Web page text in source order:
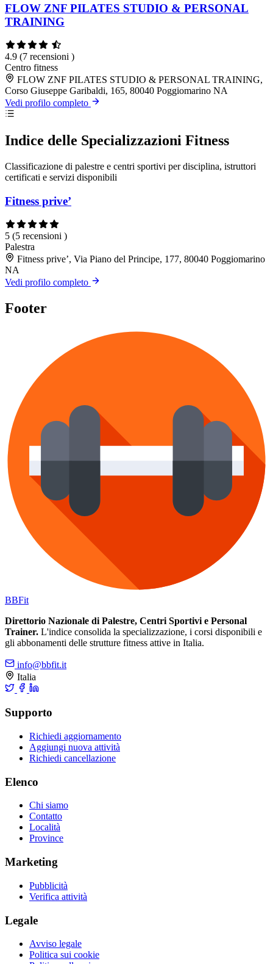
FLOW ZNF PILATES STUDIO & PERSONAL
TRAINING
4.9 (7 recensioni )
Centro fitness
FLOW ZNF PILATES STUDIO & PERSONAL TRAINING,
Corso Giuseppe Garibaldi, 165, 80040 Poggiomarino NA
Vedi profilo completo
Indice delle Specializzazioni Fitness
Classificazione di palestre e centri sportivi per disciplina, istruttori
certificati e servizi disponibili
Fitness prive’
5 (5 recensioni )
Palestra
Fitness prive’, Via Piano del Principe, 177, 80040 Poggiomarino
NA
Vedi profilo completo
Footer
BBFit
Direttorio Nazionale di Palestre, Centri Sportivi e Personal
Trainer. L'indice consolida la specializzazione, i corsi disponibili e
gli abbonamenti delle strutture fitness attive in Italia.
info@bbfit.it
Italia
Supporto
Richiedi aggiornamento
Aggiungi nuova attività
Richiedi cancellazione
Elenco
Chi siamo
Contatto
Località
Province
Marketing
Pubblicità
Verifica attività
Legale
Avviso legale
Politica sui cookie